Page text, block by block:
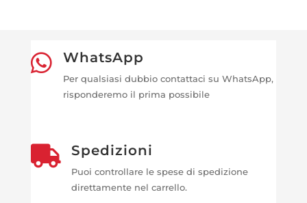
 WhatsApp
Per qualsiasi dubbio contattaci su WhatsApp,
risponderemo il prima possibile
 Spedizioni
Puoi controllare le spese di spedizione
direttamente nel carrello.